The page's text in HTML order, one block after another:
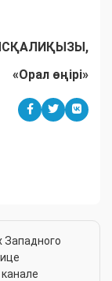
«Орал өңірі»
Западного
канале